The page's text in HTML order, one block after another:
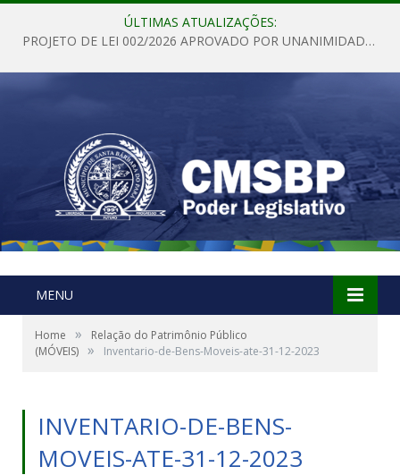
ÚLTIMAS ATUALIZAÇÕES:
PROJETO DE LEI 002/2026 APROVADO POR UNANIMIDADE EM SESSÃO ORDINÁRIA NESTA QUINTA – FEIRA 28 DE MAIO DE 2026
MENU
Home »
Relação do Patrimônio Público
(MÓVEIS) » Inventario-de-Bens-Moveis-ate-31-12-2023
INVENTARIO-DE-BENS-
MOVEIS-ATE-31-12-2023